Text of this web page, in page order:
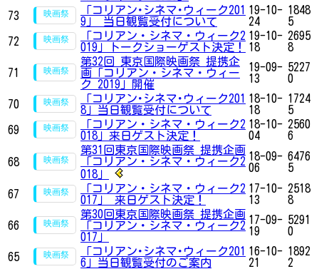
73
「コリアン･シネマ･ウィーク201
9」 当日観覧受付について
19-10-
24
1848
5
72
「コリアン・シネマ・ウィーク2
019」トークショーゲスト決定！
19-10-
18
2695
8
71
第32回 東京国際映画祭 提携企
画「コリアン・シネマ・ウィー
ク 2019」開催
19-09-
13
5227
0
70
「コリアン･シネマ･ウィーク201
8」当日観覧受付について
18-10-
18
1724
5
69
「コリアン・シネマ・ウィーク2
018」来日ゲスト決定！
18-10-
04
2560
6
68
第31回東京国際映画祭 提携企画
「コリアン・シネマ・ウィーク2
018」
18-09-
06
6476
5
67
「コリアン・シネマ・ウィーク2
017」 来日ゲスト決定！
17-10-
13
2518
8
66
第30回東京国際映画祭 提携企画
「コリアン・シネマ・ウィーク2
017」
17-09-
19
5291
0
65
「コリアン･シネマ･ウィーク201
6」当日観覧受付のご案内
16-10-
21
1892
2